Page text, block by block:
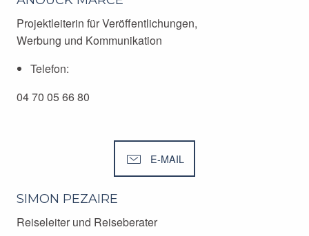
Projektleiterin für Veröffentlichungen,
Werbung und Kommunikation
Telefon:
04 70 05 66 80
E-MAIL
SIMON PEZAIRE
Reiseleiter und Reiseberater